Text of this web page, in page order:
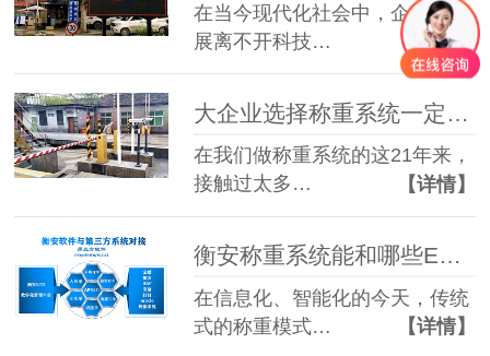
在当今现代化社会中，企业的发
展离不开科技…
【详情】
在我们做称重系统的这21年来，
接触过太多…
【详情】
衡安称重系统能和哪些ERP实现对接？
在信息化、智能化的今天，传统
式的称重模式…
【详情】